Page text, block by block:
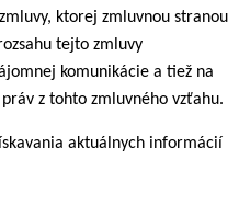
ktorej zmluvnou stranou
tejto zmluvy
komunikácie a tiež na
z tohto zmluvného vzťahu.
aktuálnych informácií